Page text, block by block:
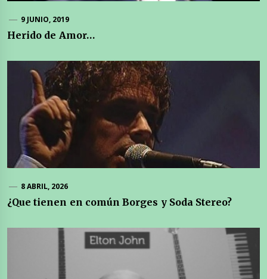
9 JUNIO, 2019
Herido de Amor…
8 ABRIL, 2026
¿Que tienen en común Borges y Soda Stereo?